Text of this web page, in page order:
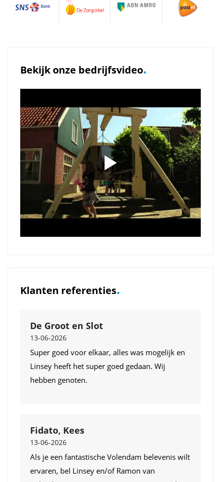
Bekijk onze bedrijfsvideo.
Klanten referenties.
De Groot en Slot
13-06-2026
Super goed voor elkaar, alles was mogelijk en
Linsey heeft het super goed gedaan. Wij
hebben genoten.
Fidato, Kees
13-06-2026
Als je een fantastische Volendam belevenis wilt
ervaren, bel Linsey en/of Ramon van